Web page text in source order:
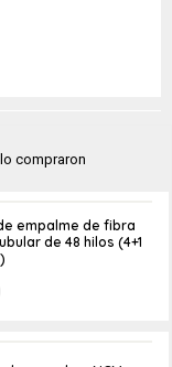
compraron
empalme de fibra
de 48 hilos (4+1